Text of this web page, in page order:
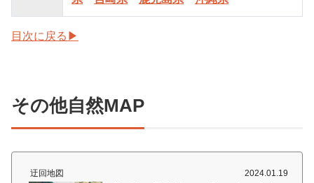
目次に戻る▶
その他自然MAP
迂回地図 2024.01.19